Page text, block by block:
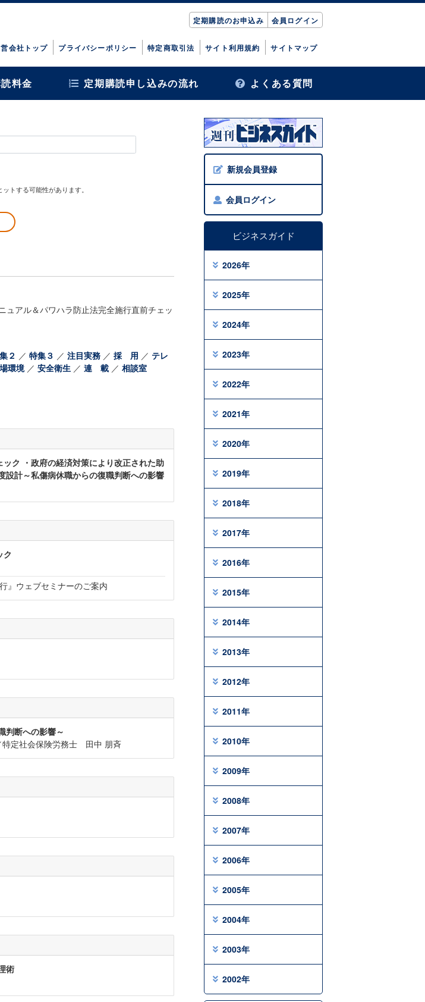
定期購読のお申込み 会員ログイン
会社トップ プライバシーポリシー 特定商取引法 サイト利用規約 サイトマップ
料金 定期購読申し込みの流れ よくある質問
トする可能性があります。
ュアル＆パワハラ防止法完全施行直前チェッ
２ ／ 特集３ ／ 注目実務 ／ 採 用 ／ テレ
環境／ 安全衛生 ／ 連 載 ／ 相談室
ク ・政府の経済対策により改正された助
設計～私傷病休職からの復職判断への影響
ク
』ウェブセミナーのご案内
判断への影響～
定社会保険労務士 田中 朋斉
術
新規会員登録
会員ログイン
ビジネスガイド
2026年
2025年
2024年
2023年
2022年
2021年
2020年
2019年
2018年
2017年
2016年
2015年
2014年
2013年
2012年
2011年
2010年
2009年
2008年
2007年
2006年
2005年
2004年
2003年
2002年